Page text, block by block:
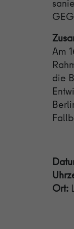
Am
die
Ort: